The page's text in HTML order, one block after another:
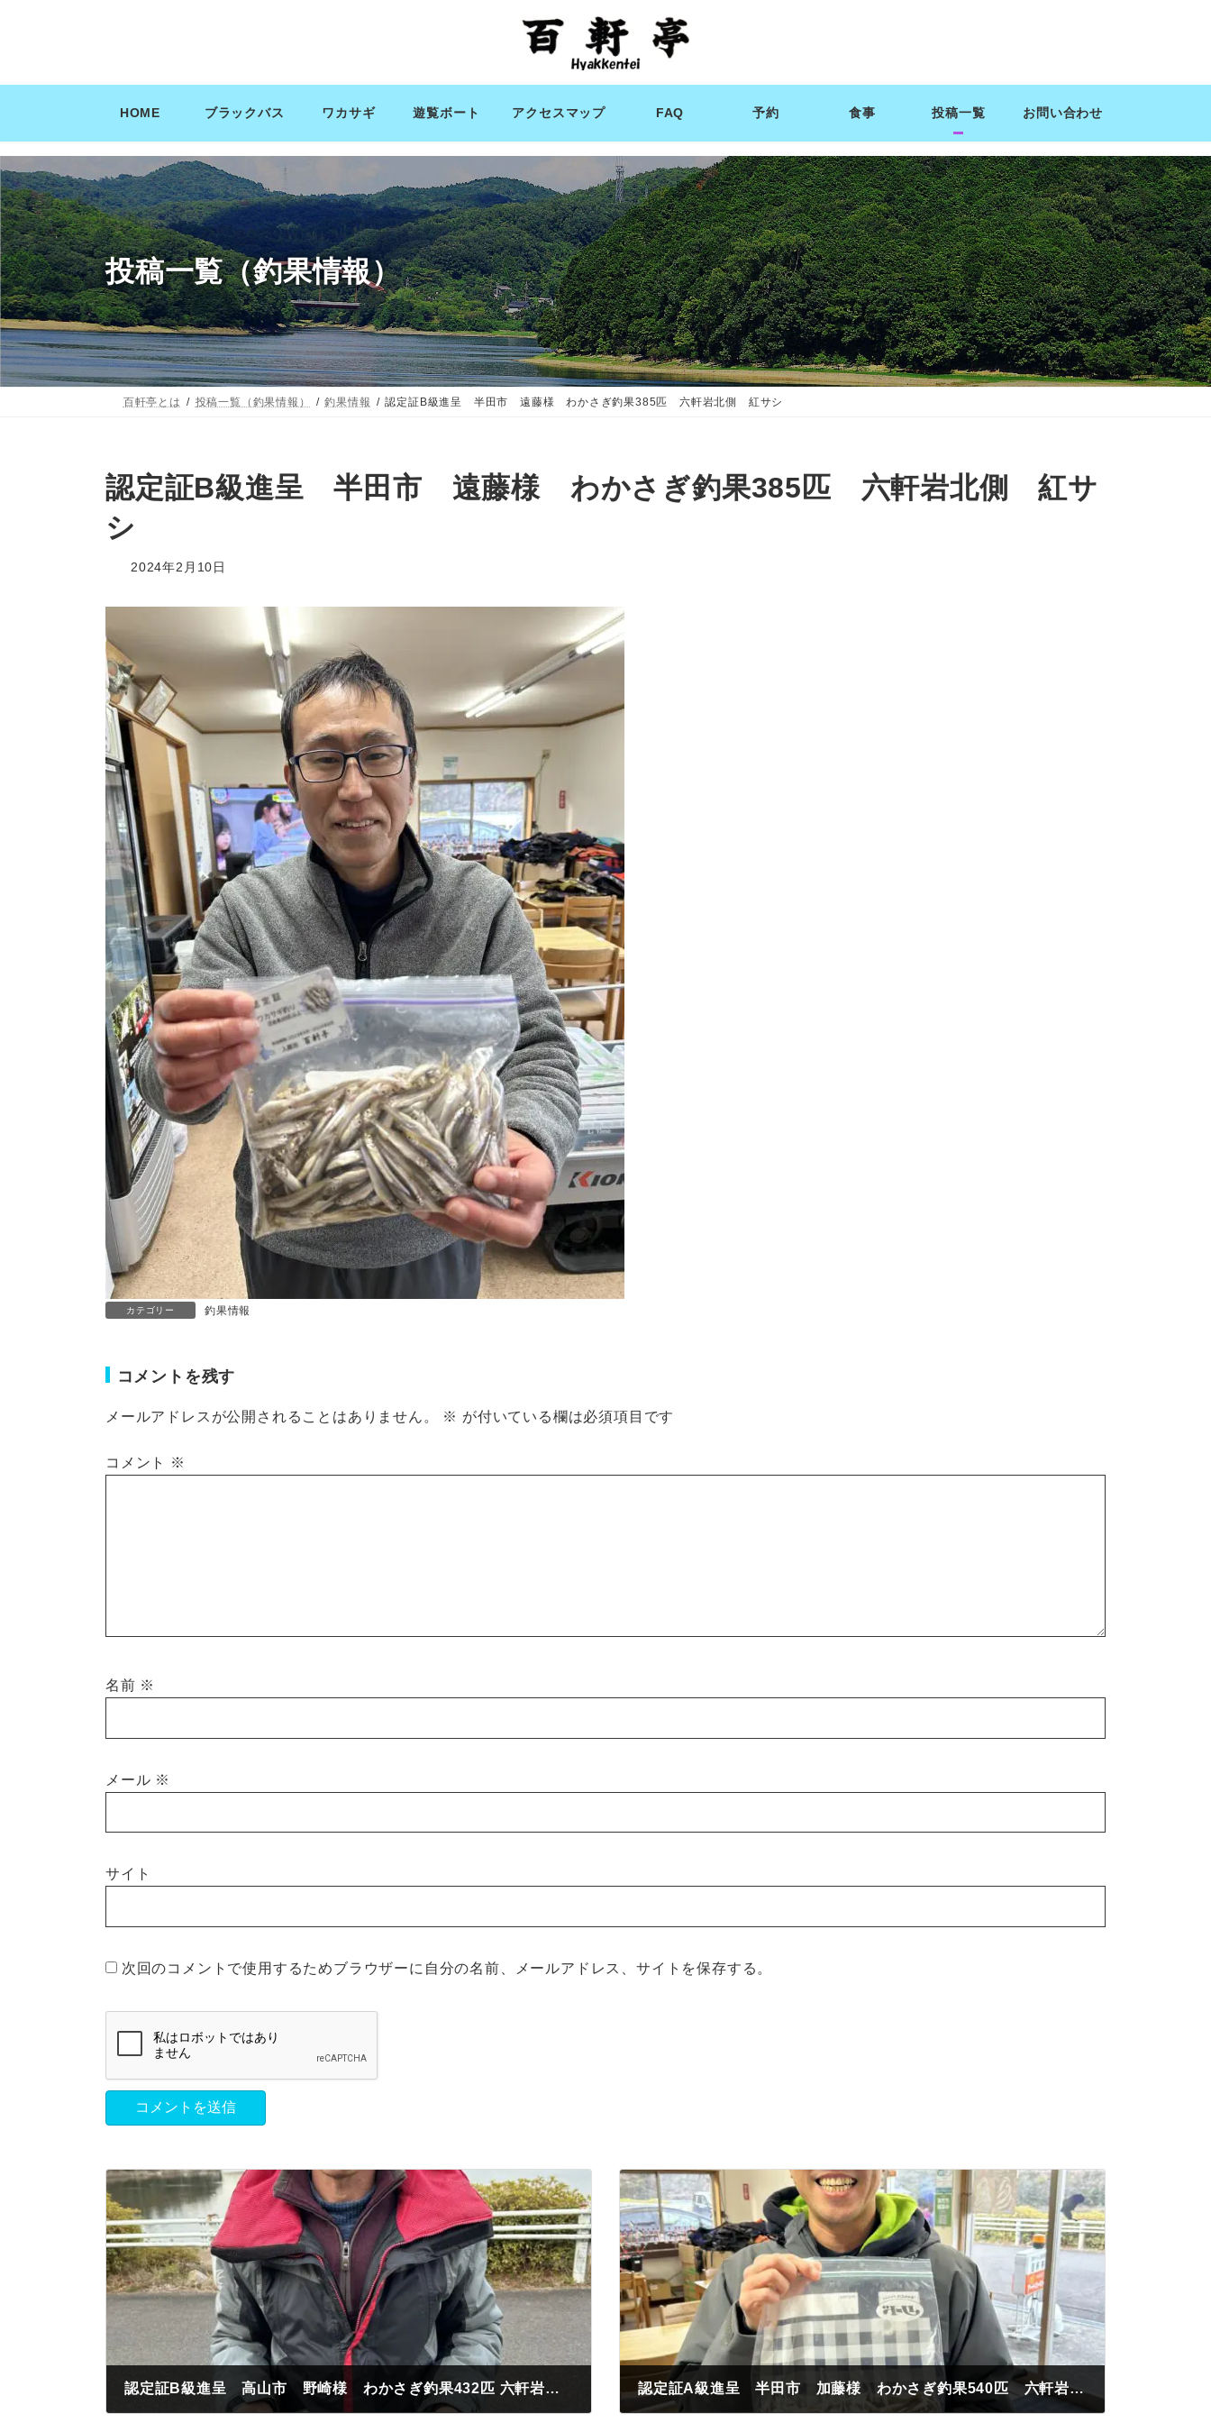
ン
ス
キ
ッ
プ
ー
ン
に
移
動
HOME ブラックバス ワカサギ 遊覧ボート アクセスマップ FAQ 予約 食事 投稿一覧 お問い合わせ
投稿一覧（釣果情報）
百軒亭とは 投稿一覧（釣果情報） 釣果情報 認定証B級進呈 半田市 遠藤様 わかさぎ釣果385匹 六軒岩北側 紅サシ
認定証B級進呈 半田市 遠藤様 わかさぎ釣果385匹 六軒岩北側 紅サ
シ
2024年2月10日
カテゴリー 釣果情報
コメントを残す
メールアドレスが公開されることはありません。 ※ が付いている欄は必須項目です
コメント ※
名前 ※
メール ※
サイト
次回のコメントで使用するためブラウザーに自分の名前、メールアドレス、サイトを保存する。
認定証B級進呈 高山市 野崎様 わかさぎ釣果432匹 六軒岩北側 紅サシ 認定証A級進呈 半田市 加藤様 わかさぎ釣果540匹 六軒岩北側 紅サシ